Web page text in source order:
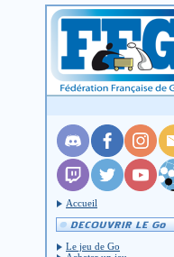
Accueil
Le jeu de Go